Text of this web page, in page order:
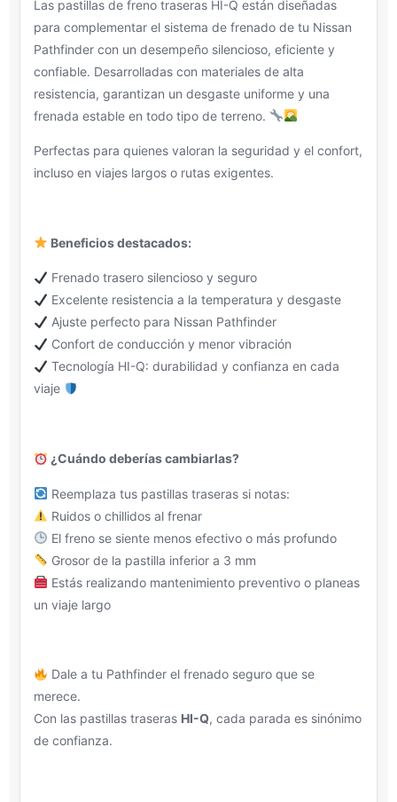
Las pastillas de freno traseras HI-Q están diseñadas
para complementar el sistema de frenado de tu Nissan
Pathfinder con un desempeño silencioso, eficiente y
confiable. Desarrolladas con materiales de alta
resistencia, garantizan un desgaste uniforme y una
frenada estable en todo tipo de terreno.
Perfectas para quienes valoran la seguridad y el confort,
incluso en viajes largos o rutas exigentes.
Beneficios destacados:
Frenado trasero silencioso y seguro
Excelente resistencia a la temperatura y desgaste
Ajuste perfecto para Nissan Pathfinder
Confort de conducción y menor vibración
Tecnología HI-Q: durabilidad y confianza en cada
viaje
¿Cuándo deberías cambiarlas?
Reemplaza tus pastillas traseras si notas:
Ruidos o chillidos al frenar
El freno se siente menos efectivo o más profundo
Grosor de la pastilla inferior a 3 mm
Estás realizando mantenimiento preventivo o planeas
un viaje largo
Dale a tu Pathfinder el frenado seguro que se
merece.
Con las pastillas traseras HI-Q, cada parada es sinónimo
de confianza.